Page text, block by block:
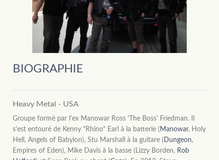
BIOGRAPHIE
Heavy Metal - USA
Groupe formé par l'ex Manowar Ross 'The Boss' Friedman. Il
s'est entouré de Kenny "Rhino" Earl à la batterie ( Manowar, Holy
Hell, Angels of Babylon), Stu Marshall à la guitare ( Dungeon,
Empires of Eden), Mike Davis à la basse (Lizzy Borden, Rob